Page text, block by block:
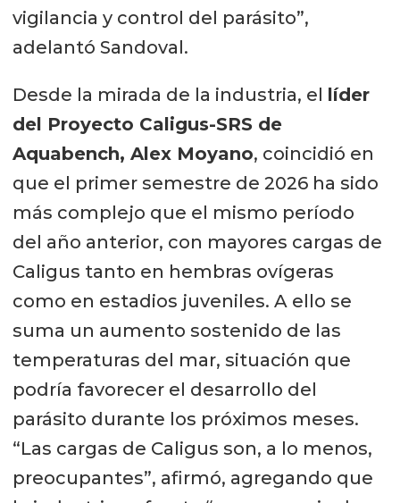
vigilancia y control del parásito”,
adelantó Sandoval.
Desde la mirada de la industria, el líder
del Proyecto Caligus-SRS de
Aquabench, Alex Moyano, coincidió en
que el primer semestre de 2026 ha sido
más complejo que el mismo período
del año anterior, con mayores cargas de
Caligus tanto en hembras ovígeras
como en estadios juveniles. A ello se
suma un aumento sostenido de las
temperaturas del mar, situación que
podría favorecer el desarrollo del
parásito durante los próximos meses.
“Las cargas de Caligus son, a lo menos,
preocupantes”, afirmó, agregando que